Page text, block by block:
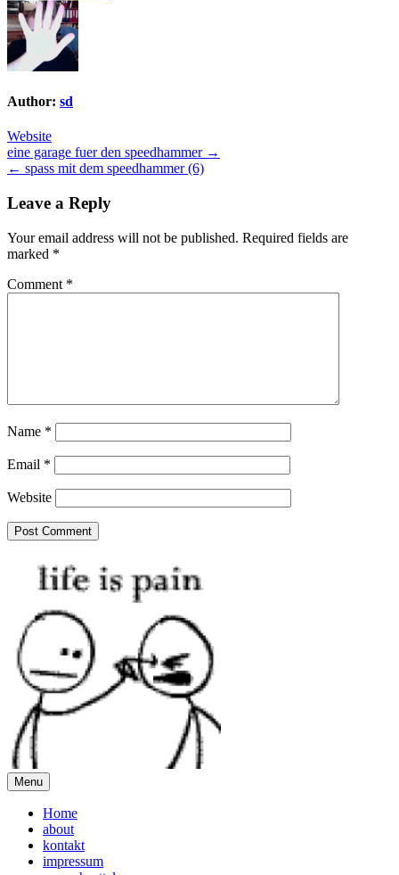
Author: sd
Website
Post
navigation
eine garage fuer den speedhammer →
← spass mit dem speedhammer (6)
Leave a Reply
Your email address will not be published. Required fields are
marked *
Comment *
Name *
Email *
Website
Menu
Home
about
kontakt
impressum